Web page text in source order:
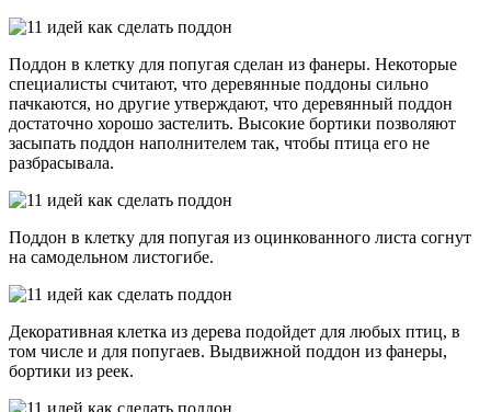
Поддон в клетку для попугая сделан из фанеры. Некоторые
специалисты считают, что деревянные поддоны сильно
пачкаются, но другие утверждают, что деревянный поддон
достаточно хорошо застелить. Высокие бортики позволяют
засыпать поддон наполнителем так, чтобы птица его не
разбрасывала.
Поддон в клетку для попугая из оцинкованного листа согнут
на самодельном листогибе.
Декоративная клетка из дерева подойдет для любых птиц, в
том числе и для попугаев. Выдвижной поддон из фанеры,
бортики из реек.